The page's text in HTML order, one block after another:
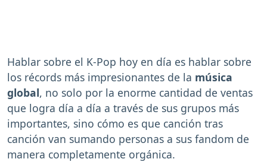
Hablar sobre el K-Pop hoy en día es hablar sobre
los récords más impresionantes de la música
global, no solo por la enorme cantidad de ventas
que logra día a día a través de sus grupos más
importantes, sino cómo es que canción tras
canción van sumando personas a sus fandom de
manera completamente orgánica.